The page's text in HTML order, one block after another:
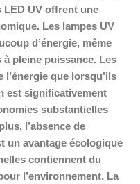
LED UV offrent une
Les lampes UV
d’énergie, même
à pleine puissance. Les
que lorsqu’ils
est significativement
substantielles
l’absence de
un avantage écologique
contiennent du
l’environnement. La